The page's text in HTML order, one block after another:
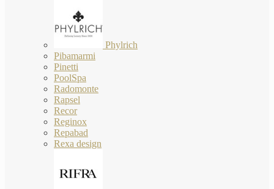
Phylrich
Pibamarmi
Pinetti
PoolSpa
Radomonte
Rapsel
Recor
Reginox
Repabad
Rexa design